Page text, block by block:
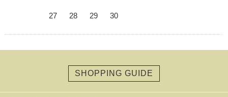
27 28 29 30
SHOPPING GUIDE